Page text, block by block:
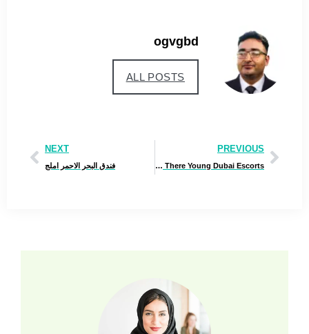
ogvgbd
ALL POSTS
PREVIOUS
Are There Young Dubai Escorts?
NEXT
فندق البحر الاحمر املج